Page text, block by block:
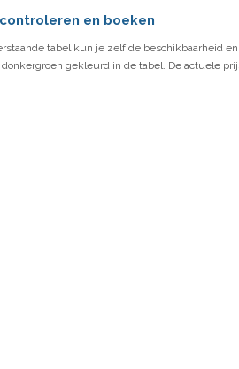
en boeken
tabel kun je zelf de beschikbaarheid
gekleurd in de tabel. De actuele